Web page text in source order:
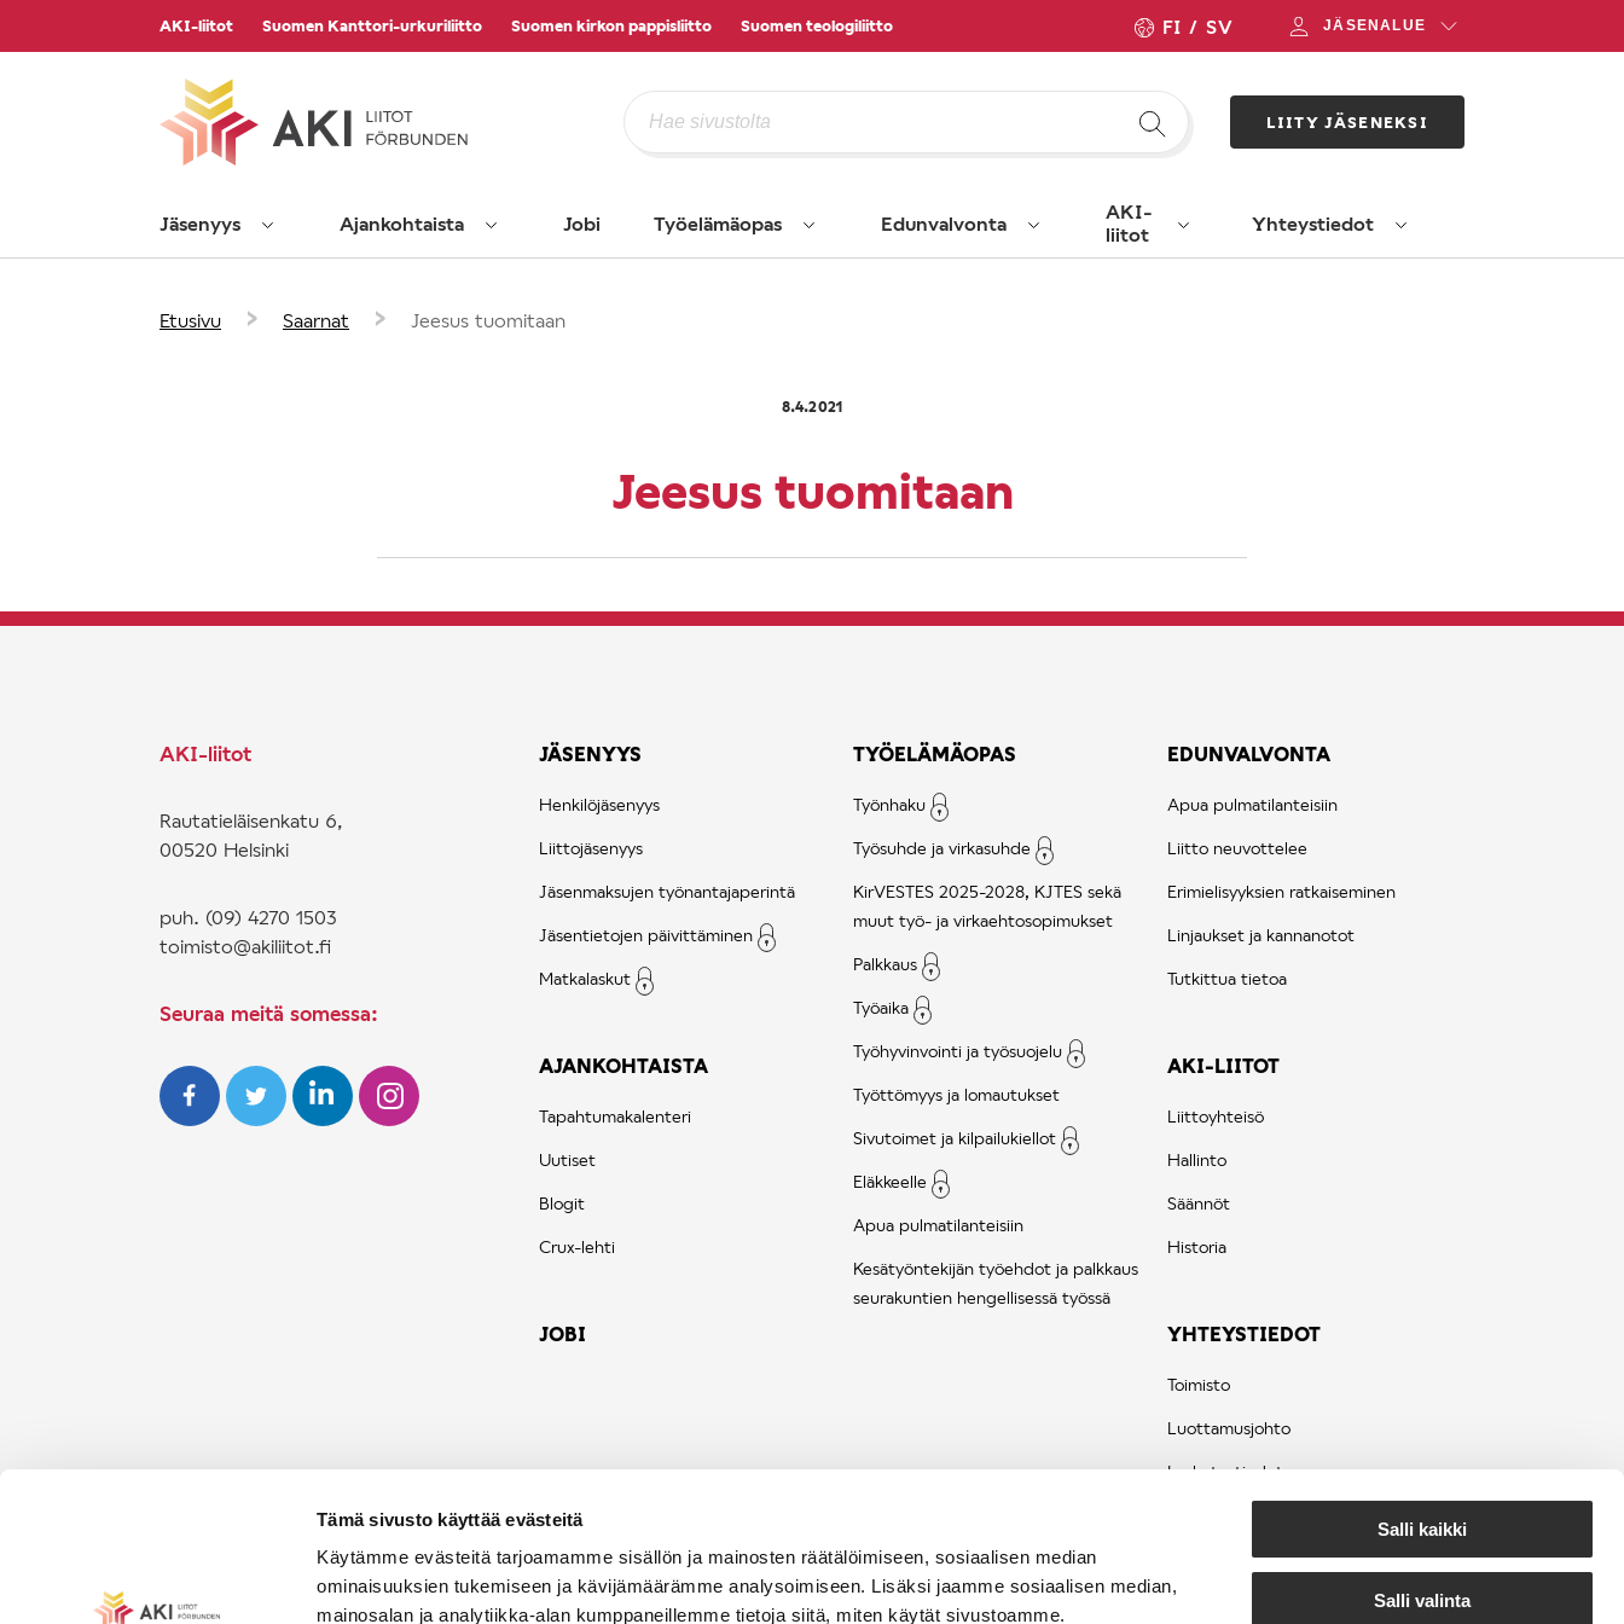
Tämä sivusto käyttää evästeitä
Käytämme evästeitä tarjoamamme sisällön ja mainosten räätälöimiseen, sosiaalisen median
ominaisuuksien tukemiseen ja kävijämäärämme analysoimiseen. Lisäksi jaamme sosiaalisen median,
mainosalan ja analytiikka-alan kumppaneillemme tietoja siitä, miten käytät sivustoamme.
Salli kaikki
Salli valinta
AKI-liitot Suomen Kanttori-urkuriliitto Suomen kirkon pappisliitto Suomen teologiliitto FI SV JÄSENALUE
LIITY JÄSENEKSI
Jäsenyys Ajankohtaista Jobi Työelämäopas Edunvalvonta
AKI-
liitot
Yhteystiedot
Etusivu › Saarnat › Jeesus tuomitaan
8.4.2021
Jeesus tuomitaan
AKI-liitot
Rautatieläisenkatu 6,
00520 Helsinki
puh. (09) 4270 1503
toimisto@akiliitot.fi
Seuraa meitä somessa:
JÄSENYYS
Henkilöjäsenyys
Liittojäsenyys
Jäsenmaksujen työnantajaperintä
Jäsentietojen päivittäminen
Matkalaskut
AJANKOHTAISTA
Tapahtumakalenteri
Uutiset
Blogit
Crux-lehti
JOBI
TYÖELÄMÄOPAS
Työnhaku
Työsuhde ja virkasuhde
KirVESTES 2025-2028, KJTES sekä
muut työ- ja virkaehtosopimukset
Palkkaus
Työaika
Työhyvinvointi ja työsuojelu
Työttömyys ja lomautukset
Sivutoimet ja kilpailukiellot
Eläkkeelle
Apua pulmatilanteisiin
Kesätyöntekijän työehdot ja palkkaus
seurakuntien hengellisessä työssä
EDUNVALVONTA
Apua pulmatilanteisiin
Liitto neuvottelee
Erimielisyyksien ratkaiseminen
Linjaukset ja kannanotot
Tutkittua tietoa
AKI-LIITOT
Liittoyhteisö
Hallinto
Säännöt
Historia
YHTEYSTIEDOT
Toimisto
Luottamusjohto
Laskutustiedot